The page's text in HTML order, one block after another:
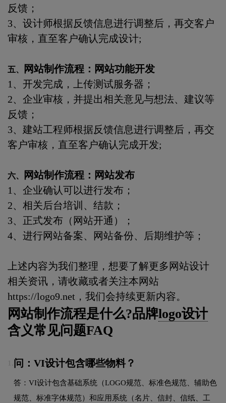
反馈；
3、设计师根据反馈信息进行调整后，再交客户
审核，直至客户确认完成设计;
五、
网站制作流程：网站功能开发
1、开发完成，上传测试服务器；
2、企业审核，并提出相关意见与想法、建议等
反馈；
3、建站工程师根据反馈信息进行调整后，再交
客户审核，直至客户确认完成开发;
六、
网站制作流程：网站发布
1、企业确认可以进行发布；
2、相关后台培训、结款；
3、正式发布（网站开通）；
4、进行网站备案、网站备份、后期维护等；
上述内容为我们整理，想要了解更多网站设计
相关资讯，请收藏或者关注本网站
https://logo9.net ，我们会持续更新内容。
网站制作流程是什么?品牌logo设计
含义常见问题FAQ
问：VI设计包含哪些物料？
答：VI设计包含基础系统（LOGO规范、标准色规范、辅助色
规范、标准字体规范）和应用系统（名片、信封、信纸、工